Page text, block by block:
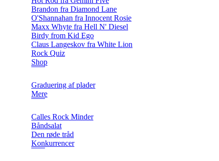
Brandon fra Diamond Lane
O'Shannahan fra Innocent Rosie
Maxx Whyte fra Hell N' Diesel
Birdy from Kid Ego
Claus Langeskov fra White Lion
Rock Quiz
Shop
Graduering af plader
Mere
Calles Rock Minder
Båndsalat
Den røde tråd
Konkurrencer